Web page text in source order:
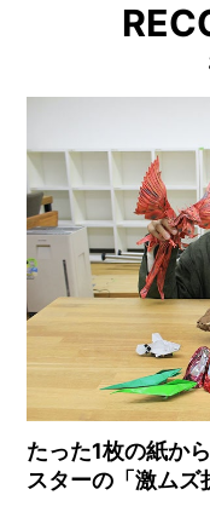
たった1枚の紙か
スターの「激ムズ